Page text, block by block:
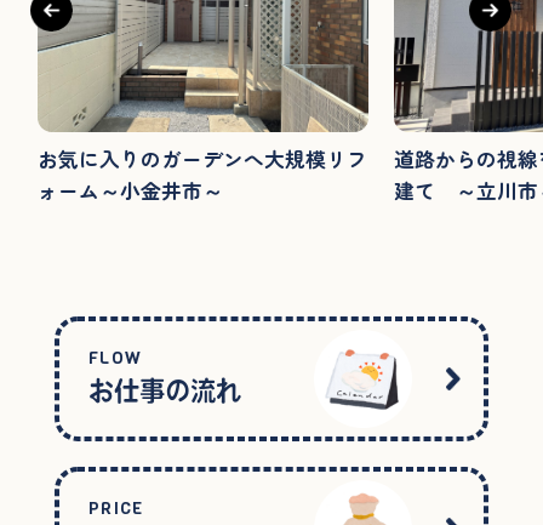
お気に入りのガーデンへ大規模リフ
ォーム～小金井市～
道路からの視
建て ～立川市
FLOW
お仕事の流れ
PRICE